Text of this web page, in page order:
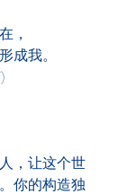
，
我。
，让这个世
你的构造独